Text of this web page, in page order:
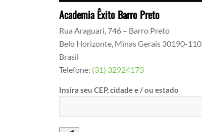
Academia Êxito Barro Preto
Rua Araguari, 746 – Barro Preto
Belo Horizonte, Minas Gerais 30190-110
Brasil
Telefone: (31) 32924173
Insira seu CEP, cidade e / ou estado